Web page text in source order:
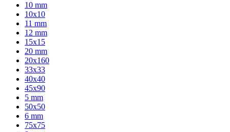
10 mm
10x10
11 mm
12 mm
15x15
20 mm
20х160
33x33
40х40
45x90
5 mm
50x50
6 mm
75х75